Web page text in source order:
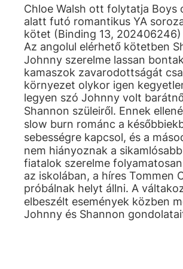
Chloe Walsh ott folytatja Boys
alatt futó romantikus YA
kötet (Binding 13,
Az angolul elérhető kötetben
Johnny szerelme lassan
kamaszok zavarodottságát
környezet olykor igen
legyen szó Johnny volt
Shannon szüleiről. Ennek
slow burn románc a
sebességre kapcsol, és a
nem hiányoznak a
fiatalok szerelme
az iskolában, a híres Tommen
próbálnak helyt állni. A
elbeszélt események közben
Johnny és Shannon